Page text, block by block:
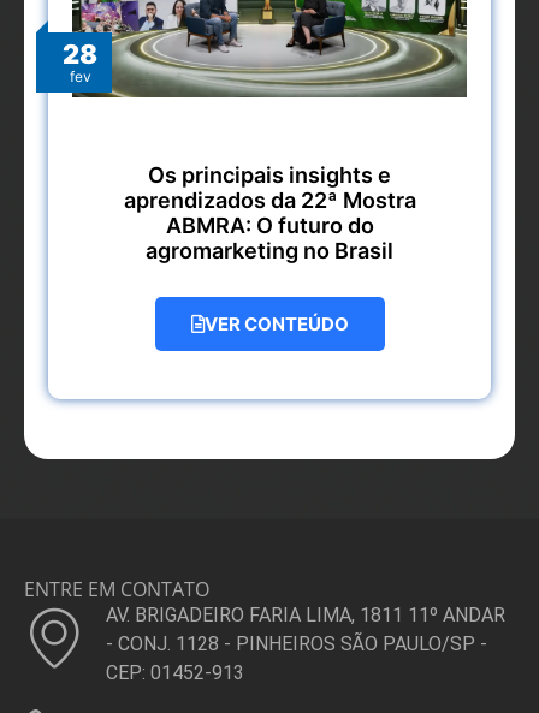
28
fev
Os principais insights e
aprendizados da 22ª Mostra
ABMRA: O futuro do
agromarketing no Brasil
VER CONTEÚDO
ENTRE EM CONTATO
AV. BRIGADEIRO FARIA LIMA, 1811 11º ANDAR
- CONJ. 1128 - PINHEIROS SÃO PAULO/SP -
CEP: 01452-913